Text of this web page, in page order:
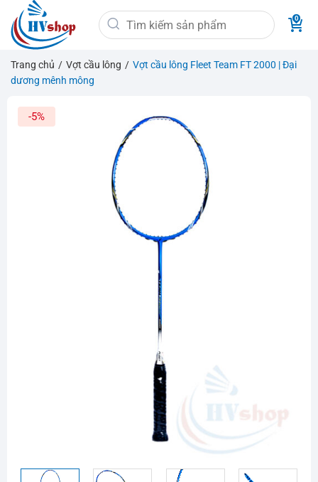
qua
nội
dung
Tìm
kiếm:
Trang chủ / Vợt cầu lông / Vợt cầu lông Fleet Team FT 2000 | Đại
dương mênh mông
-5%